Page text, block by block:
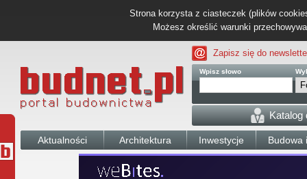
Strona korzysta z ciasteczek (plików
Możesz określić warunki
Zapisz się do
Wpisz słowo
Katalog
Aktualności Architektura Inwestycje Budowa